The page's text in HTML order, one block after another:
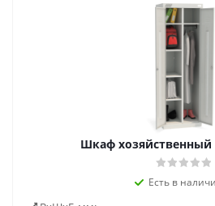
Шкаф
Есть в